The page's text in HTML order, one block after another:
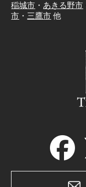
稲城市 ・ あきる野市
市 ・ 三鷹市 他